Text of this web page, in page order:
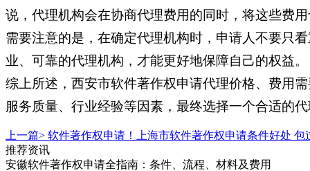
说，代理机构会在协商代理费用的同时，将这些费
需要注意的是，在确定代理机构时，申请人不要只
业、可靠的代理机构，才能更好地保障自己的权益。
综上所述，西安市软件著作权申请代理价格、费用
服务质量、行业经验等因素，最终选择一个合适的
上一篇> 软件著作权申请！上海市软件著作权申请条件好处 包
推荐资讯
安徽软件著作权申请全指南：条件、流程、材料及费用